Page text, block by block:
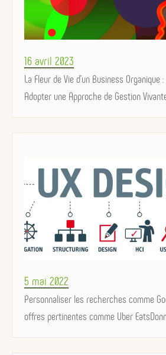
Posted
on
16 avril 2023
La Fleur de Vie d'un Business Organique
Adopter une Approche de Gestion
Posted
on
5 mai 2022
Personnaliser les recherches comme
offres pertinentes comme Uber